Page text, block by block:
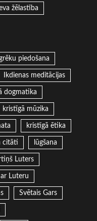
žēlastība
piedošana
Ikdienas meditācijas
dogmatika
kristīgā mūzika
kristīgā ētika
citāti lūgšana
Luters
Luteru
Svētais Gars